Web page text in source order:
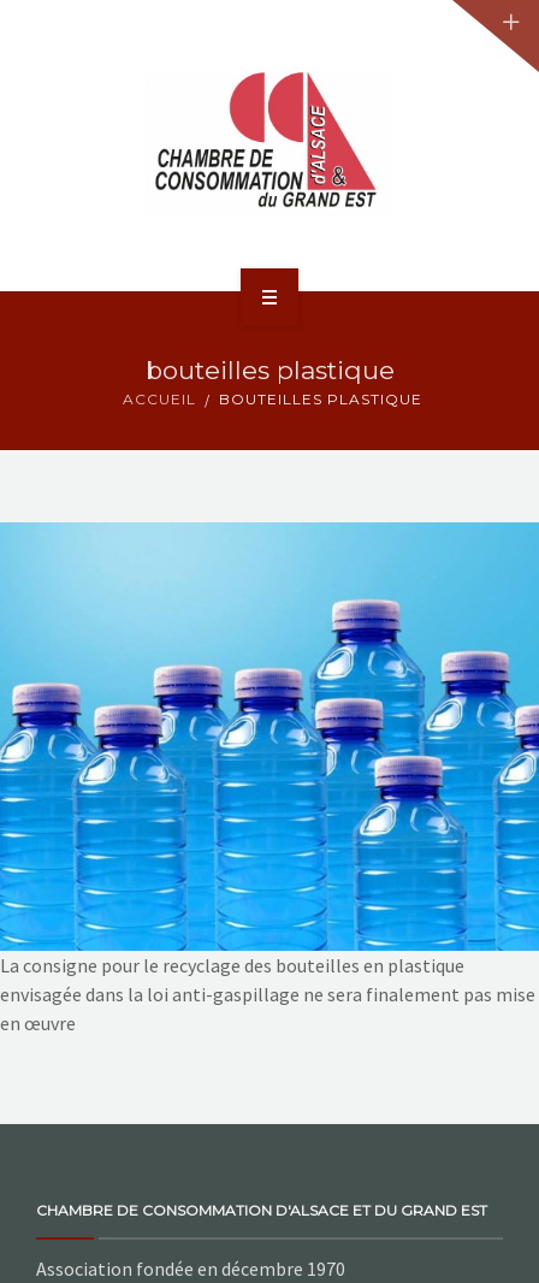
bouteilles plastique
ACCUEIL BOUTEILLES PLASTIQUE
La consigne pour le recyclage des bouteilles en plastique
envisagée dans la loi anti-gaspillage ne sera finalement pas mise
en œuvre
CHAMBRE DE CONSOMMATION D'ALSACE ET DU GRAND EST
Association fondée en décembre 1970